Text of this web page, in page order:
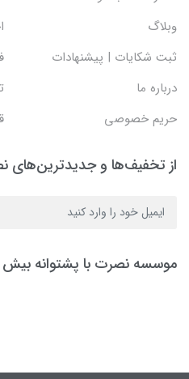
وبلاگ
ثبت شکایات | پیشنهادات
درباره ما
حریم خصوصی
از تخفیف‌ها و جدیدترین‌های
موسسه نصرت با پشتوانه بیش از 30 سال